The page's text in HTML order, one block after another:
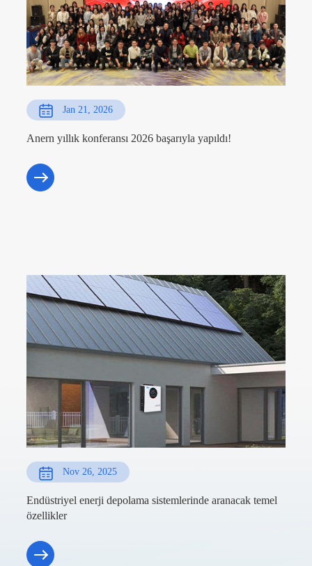
Jan 21, 2026
Anern yıllık konferansı 2026 başarıyla yapıldı!
Nov 26, 2025
Endüstriyel enerji depolama sistemlerinde aranacak temel
özellikler